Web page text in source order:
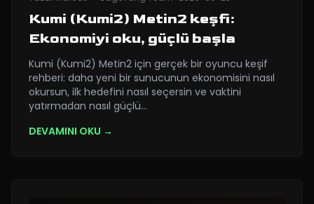
Kumi (Kumi2) Metin2 keşfi:
Ekonomiyi oku, güçlü başla
Kumi (Kumi2) Metin2 için gerçek bir oyuncu keşif
rehberi: daha yeni bir sunucunun ekonomisini nasıl
okursun, ilk hedefini nasıl seçersin ve vaktini
yatırmadan nasıl güçlü…
DEVAMINI OKU →